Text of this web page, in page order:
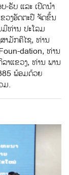
-ຮັບ ແລະ ເປີດນຳ
ວງອັດຕະປື ຈັດຂຶ້ນ
ທ່ານ ປະໂລມ
າມັກຄີໄຊ, ທ່ານ
dation, ທ່ານ
າແຂວງ, ທ່ານ ພານ
ພ້ອມດ້ວຍ
ມ.